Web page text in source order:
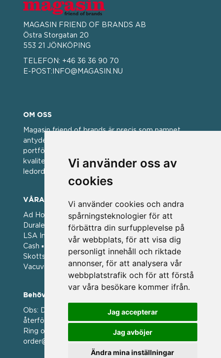
Vi använder oss av
cookies
Vi använder cookies och andra
spårningsteknologier för att
förbättra din surfupplevelse på
vår webbplats, för att visa dig
personligt innehåll och riktade
annonser, för att analysera vår
webbplatstrafik och för att förstå
var våra besökare kommer ifrån.
Jag accepterar
Jag avböjer
Ändra mina inställningar
MAGASIN FRIEND OF BRANDS AB
Östra Storgatan 20
553 21 JÖNKÖPING
TELEFON: +46 36 36 90 70
E-POST: INFO@MAGASIN.NU
OM OSS
Magasin friend of brands är precis som namnet
antyder; en vän av varumärken. Vi har idag en stor
portfölj med välkända varumärken med hög
kvalitet. För oss har kvalitet alltid varit ett av
ledorden och som styrt vår verksamhet.
VÅRA VARUMÄRKEN
Ad Hoc ▪ Bialetti ▪ Cole & Mason ▪ Caps Me ▪
Duralex ▪ Forged ▪ G3 Ferrari ▪ Ken Hom ▪ Kilner ▪
LSA International ▪ Laguiole Style de Vie ▪ Mason
Cash ▪ Pintinox ▪ Plate-it ▪ Price and Kengsington ▪
Skottsberg ▪ Scandinavian Home ▪ Style de Vie ▪
Vacuvin ▪ Viners ▪ Zack ▪ Zyliss
Behöver du hjälp att beställa?
Obs: Detta är en webshop enbart för våra
återförsäljare.
Ring oss på 036 369070 eller mejla till oss på
order@magasin.nu